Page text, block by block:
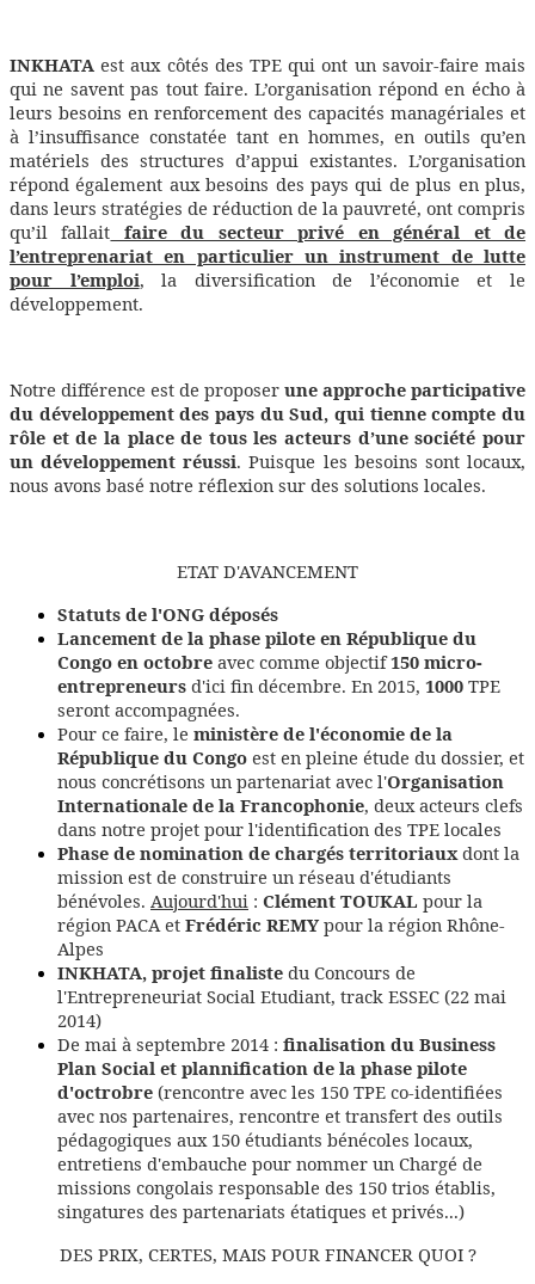
INKHATA est aux côtés des TPE qui ont un savoir-faire mais
qui ne savent pas tout faire. L’organisation répond en écho à
leurs besoins en renforcement des capacités managériales et
à l’insuffisance constatée tant en hommes, en outils qu’en
matériels des structures d’appui existantes. L’organisation
répond également aux besoins des pays qui de plus en plus,
dans leurs stratégies de réduction de la pauvreté, ont compris
qu’il fallait faire du secteur privé en général et de
l’entreprenariat en particulier un instrument de lutte
pour l’emploi, la diversification de l’économie et le
développement.
Notre différence est de proposer une approche participative
du développement des pays du Sud, qui tienne compte du
rôle et de la place de tous les acteurs d’une société pour
un développement réussi. Puisque les besoins sont locaux,
nous avons basé notre réflexion sur des solutions locales.
ETAT D'AVANCEMENT
Statuts de l'ONG déposés
Lancement de la phase pilote en République du
Congo en octobre avec comme objectif150 micro-
entrepreneurs d'ici fin décembre. En 2015, 1000 TPE
seront accompagnées.
Pour ce faire, le ministère de l'économie de la
République du Congo est en pleine étude du dossier, et
nous concrétisons un partenariat avec l'Organisation
Internationale de la Francophonie, deux acteurs clefs
dans notre projet pour l'identification des TPE locales
Phase de nomination de chargés territoriauxdont la
mission est de construire un réseau d'étudiants
bénévoles. Aujourd'hui : Clément TOUKAL pour la
région PACA et Frédéric REMYpour la région Rhône-
Alpes
INKHATA, projet finaliste du Concours de
l'Entrepreneuriat Social Etudiant, track ESSEC (22 mai
2014)
De mai à septembre 2014 : finalisation du Business
Plan Social et plannification de la phase pilote
d'octrobre (rencontre avec les 150 TPE co-identifiées
avec nos partenaires, rencontre et transfert des outils
pédagogiques aux 150 étudiants bénécoles locaux,
entretiens d'embauche pour nommer un Chargé de
missions congolais responsable des 150 trios établis,
singatures des partenariats étatiques et privés...)
DES PRIX, CERTES, MAIS POUR FINANCER QUOI ?